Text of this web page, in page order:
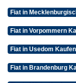
Fiat in
Fiat in Vorpommern
Fiat in Usedom
Fiat in Brandenburg